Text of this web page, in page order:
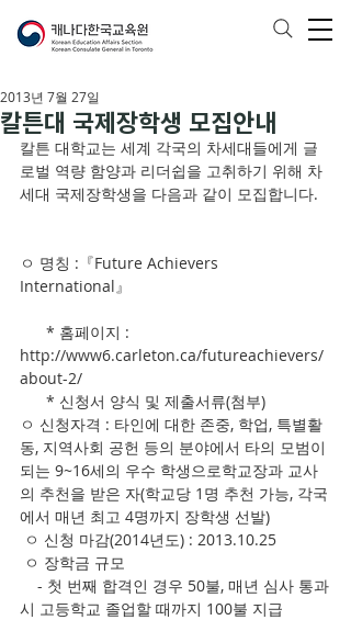
칼튼대 국제장학생 모집안내
2013년 7월 27일
칼튼 대학교는 세계 각국의 차세대들에게 글
로벌 역량 함양과 리더쉽을 고취하기 위해 차
세대 국제장학생을 다음과 같이 모집합니다.
ㅇ 명칭 :『Future Achievers
International』
http://www6.carleton.ca/futureachievers/
about-2/
      * 신청서 양식 및 제출서류(첨부)
ㅇ 신청자격 : 타인에 대한 존중, 학업, 특별활
동, 지역사회 공헌 등의 분야에서 타의 모범이
되는 9~16세의 우수 학생으로학교장과 교사
의 추천을 받은 자(학교당 1명 추천 가능, 각국
에서 매년 최고 4명까지 장학생 선발)
ㅇ 신청 마감(2014년도) : 2013.10.25
ㅇ 장학금 규모
시 고등학교 졸업할 때까지 100불 지급